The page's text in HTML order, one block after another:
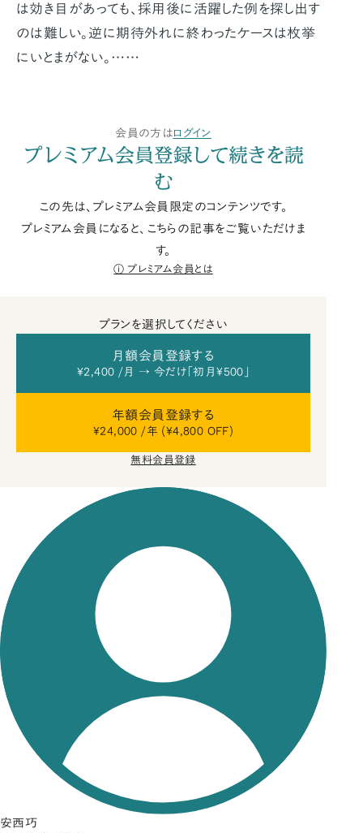
は効き目があっても、採用後に活躍した例を探し出す
のは難しい。逆に期待外れに終わったケースは枚挙
にいとまがない。……
会員の方はログイン
プレミアム会員登録して続きを読
む
この先は、プレミアム会員限定のコンテンツです。
プレミアム会員になると、こちらの記事をご覧いただけま
す。
プレミアム会員とは
プランを選択してください
月額会員登録する
¥2,400 /月 → 今だけ「初月¥500」
年額会員登録する
¥24,000 /年 (¥4,800 OFF)
無料会員登録
安西巧